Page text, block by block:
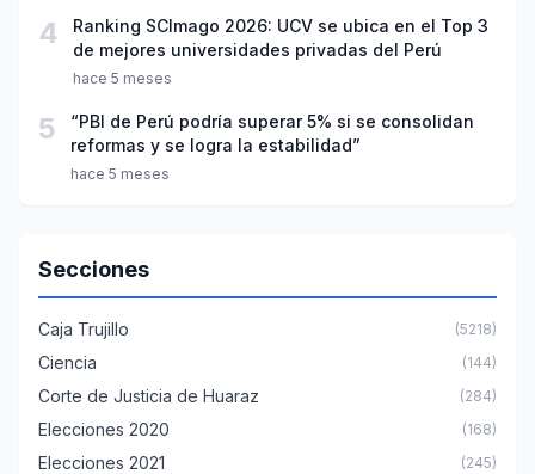
4
Ranking SCImago 2026: UCV se ubica en el Top 3
de mejores universidades privadas del Perú
hace 5 meses
5
“PBI de Perú podría superar 5% si se consolidan
reformas y se logra la estabilidad”
hace 5 meses
Secciones
Caja Trujillo (5218)
Ciencia (144)
Corte de Justicia de Huaraz (284)
Elecciones 2020 (168)
Elecciones 2021 (245)